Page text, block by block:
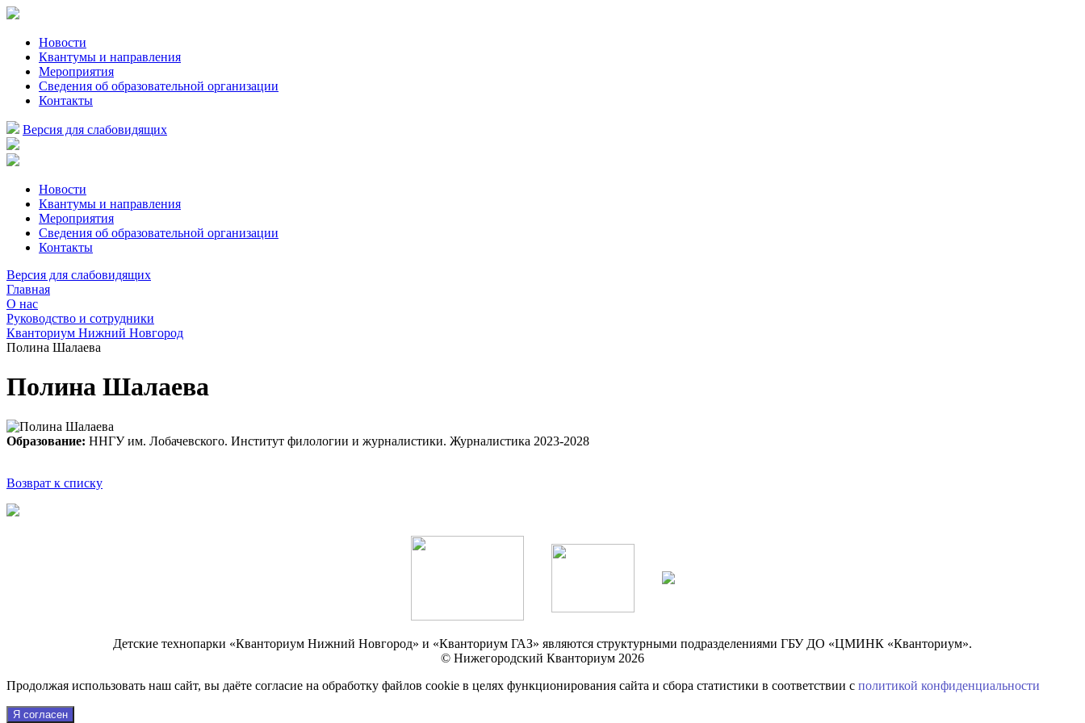
Новости
Квантумы и направления
Мероприятия
Сведения об образовательной организации
Контакты
Версия для слабовидящих
Новости
Квантумы и направления
Мероприятия
Сведения об образовательной организации
Контакты
Версия для слабовидящих
Главная
О нас
Руководство и сотрудники
Кванториум Нижний Новгород
Полина Шалаева
Полина Шалаева
Образование: ННГУ им. Лобачевского. Институт филологии и журналистики. Журналистика 2023-2028
Возврат к списку
Детские технопарки «Кванториум Нижний Новгород» и «Кванториум ГАЗ» являются структурными подразделениями ГБУ ДО «ЦМИНК «Кванториум».
© Нижегородский Кванториум 2026
Продолжая использовать наш сайт, вы даёте согласие на обработку файлов cookie в целях функционирования сайта и сбора статистики в соответствии с политикой конфиденциальности
Я согласен